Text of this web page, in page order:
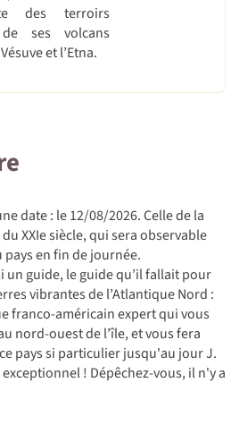
des terroirs
ses volcans
et l’Etna.
date : le 12/08/2026. Celle de la
XXIe siècle, qui sera observable
en fin de journée.
un guide, le guide qu’il fallait pour
vibrantes de l’Atlantique Nord :
franco-américain expert qui vous
nord-ouest de l’île, et vous fera
pays si particulier jusqu'au jour J.
! Dépêchez-vous, il n'y a